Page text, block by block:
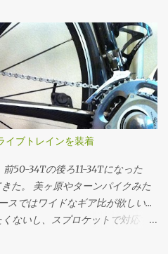
ムに乗り換えた...
最頻値は8.58316757(89分)で、標
軸では最頻値89分を中心に標準
ら推定したパワーウェイトレシオ
ェイトレシオについては 体重:
総重量: 70.5[kg] 転がり抵抗係
(てきとう) という「標準的ホビー
採取した乗鞍の詳細な勾配データ
度etc...を加味した物理シミュレ
言えば 脳内サイクリング のエン
ち、標準偏差の区間ごとに 標準偏
0 (0%) 標準偏差-2の区間である
偏差-1の区間である70〜89分の
イブトレインを装着
50-34Tの後ろ11-34Tになった
た。 美ヶ原やターンパイクみた
スではワイドなギア比が欲しい...
ないし、スプロケットで対応す